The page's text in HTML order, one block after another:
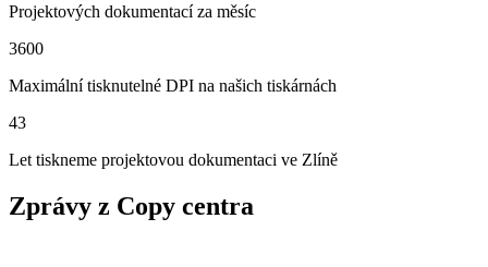
Projektových dokumentací za měsíc
3600
Maximální tisknutelné DPI na našich tiskárnách
43
Let tiskneme projektovou dokumentaci ve Zlíně
Zprávy z Copy centra